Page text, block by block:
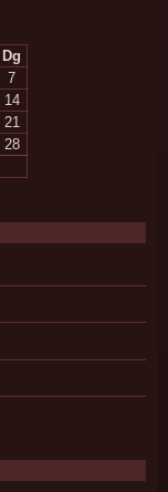
Dg
7
14
21
28